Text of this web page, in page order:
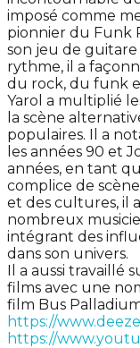
imposé comme
pionnier du Funk
son jeu de guitare
rythme, il a
du rock, du funk
Yarol a multiplié
la scène
populaires. Il a
les années 90 et
années, en tant
complice de
et des cultures, il
nombreux
intégrant des
dans son univers.
Il a aussi travaillé
films avec une
film Bus
https://
https://